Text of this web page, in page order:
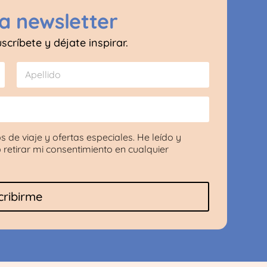
newsletter
y déjate inspirar.
de viaje y ofertas especiales. He leído y
retirar mi consentimiento en cualquier